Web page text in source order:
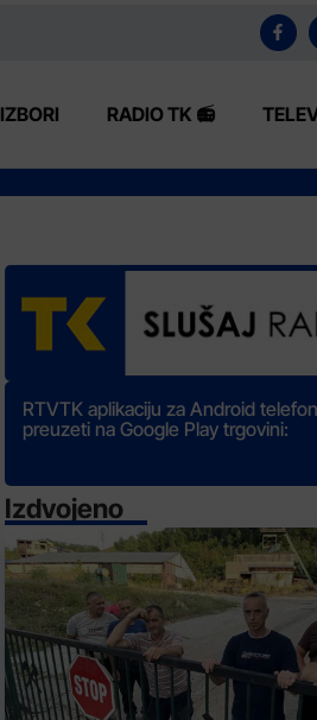
IZBORI RADIO TK 📻
RTVTK aplikaciju za Android
preuzeti na Google Play trgovini:
Izdvojeno